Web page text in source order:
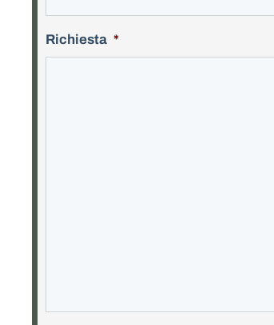
Richiesta *